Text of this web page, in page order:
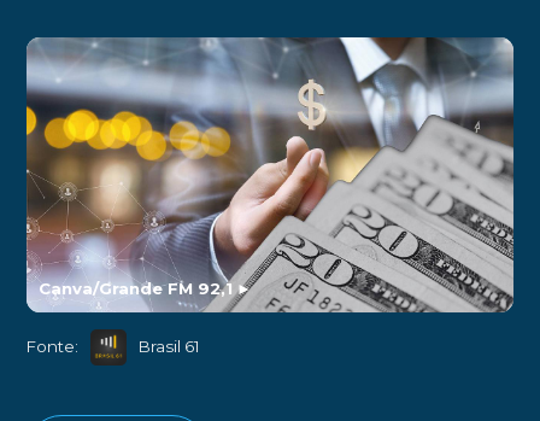
Canva/Grande FM 92,1 ►
Fonte: Brasil 61